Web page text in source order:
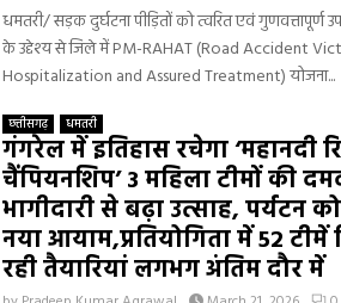
धमतरी/ सड़क दुर्घटना पीड़ितों को त्वरित एवं गुणवत्तापूर्ण
के उद्देश्य से जिले में PM-RAHAT (Road Accident
Hospitalization and Assured Treatment) योजना...
छत्तीसगढ़ धमतरी
गंगरेल में इतिहास रचेगा ‘महानदी
चैंपियनशिप’ 3 महिला टीमों की
भागीदारी से बढ़ा उत्साह, पर्यटन
नया आयाम,प्रतियोगिता में 52 टीमें
रही तैयारियां लगभग अंतिम दौर में